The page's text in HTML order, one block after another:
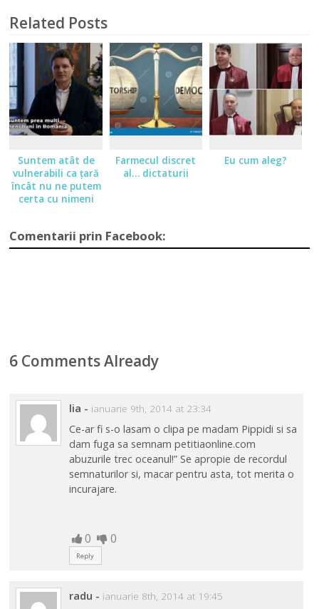
Related Posts
Suntem atât de
vulnerabili ca ţară
încât nu ne putem
certa cu nimeni
Farmecul discret
al… dictaturii
Eu cum aleg?
Comentarii prin Facebook:
6 Comments Already
lia - ianuarie 9th, 2014 at 23:34
Ce-ar fi s-o lasam o clipa pe madam Pippidi si sa
dam fuga sa semnam petitiaonline.com
abuzurile trec oceanul!” Se apropie de recordul
semnaturilor si, macar pentru asta, tot merita o
incurajare.
0 0
Reply
radu - ianuarie 8th, 2014 at 19:45